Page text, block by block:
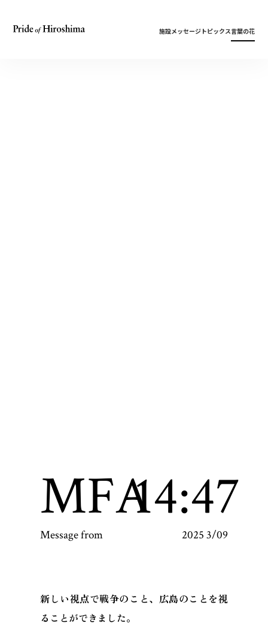
施設メッセージトピックス言葉の花
MFA14:47
Message from 2025 3/09
新しい視点で戦争のこと、広島のことを視
ることができました。